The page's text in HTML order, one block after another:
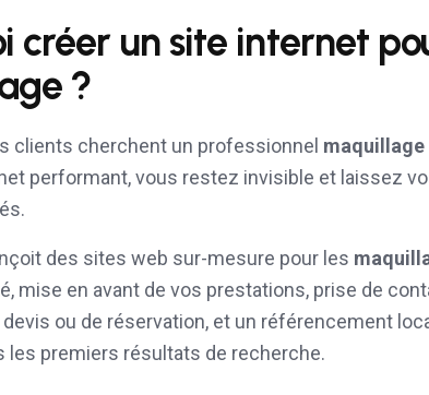
créer un site internet
?
clients cherchent un professionnel maquillage
performant, vous restez invisible et laissez
des sites web sur-mesure pour les
mise en avant de vos prestations, prise de
ou de réservation, et un référencement
les premiers résultats de recherche.